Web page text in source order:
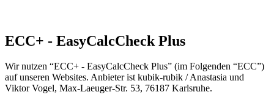
ECC+ - EasyCalcCheck Plus
Wir nutzen “ECC+ - EasyCalcCheck Plus” (im Folgenden “ECC”)
auf unseren Websites. Anbieter ist kubik-rubik / Anastasia und
Viktor Vogel, Max-Laeuger-Str. 53, 76187 Karlsruhe.